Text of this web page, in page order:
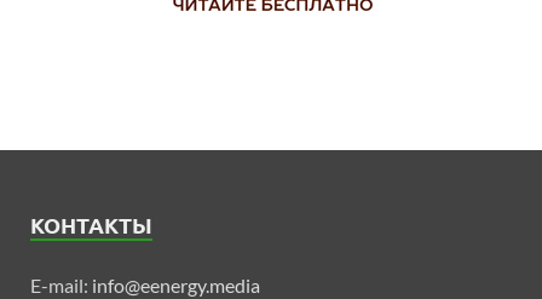
КОНТАКТЫ
E-mail: info@eenergy.media